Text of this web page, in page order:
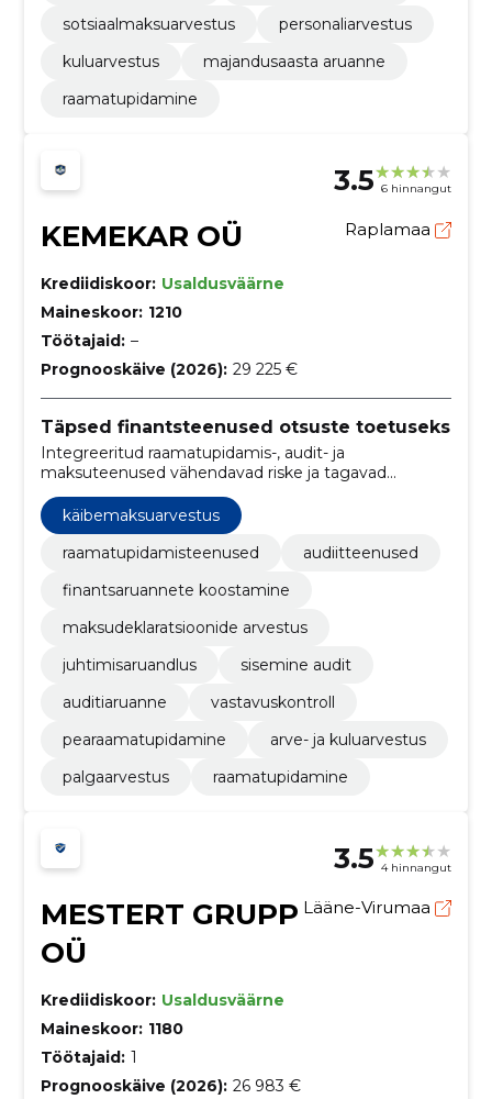
sotsiaalmaksuarvestus
personaliarvestus
kuluarvestus
majandusaasta aruanne
raamatupidamine
3.5 6 hinnangut
KEMEKAR OÜ Raplamaa
Krediidiskoor: Usaldusväärne
Maineskoor: 1210
Töötajaid: –
Prognooskäive (2026): 29 225 €
Täpsed finantsteenused otsuste toetuseks
Integreeritud raamatupidamis-, audit- ja
maksuteenused vähendavad riske ja tagavad
vastavuse. Selged finantsaruanded toetavad
paremaid ärilisi otsuseid.
käibemaksuarvestus
raamatupidamisteenused
audiitteenused
finantsaruannete koostamine
maksudeklaratsioonide arvestus
juhtimisaruandlus
sisemine audit
auditiaruanne
vastavuskontroll
pearaamatupidamine
arve- ja kuluarvestus
palgaarvestus
raamatupidamine
3.5 4 hinnangut
MESTERT GRUPP
OÜ
Lääne-Virumaa
Krediidiskoor: Usaldusväärne
Maineskoor: 1180
Töötajaid: 1
Prognooskäive (2026): 26 983 €